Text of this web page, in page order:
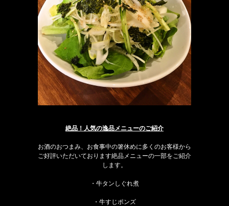
絶品！人気の逸品メニューのご紹介
お酒のおつまみ、お食事中の箸休めに多くのお客様から
ご好評いただいております絶品メニューの一部をご紹介
します。
・牛タンしぐれ煮
・牛すじポンズ